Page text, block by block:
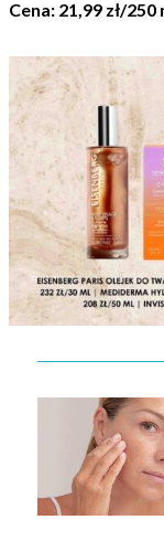
Cena: 21,99 zł/250